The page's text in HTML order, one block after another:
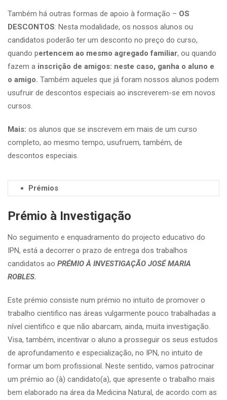
Também há outras formas de apoio à formação – OS
DESCONTOS: Nesta modalidade, os nossos alunos ou
candidatos poderão ter um desconto no preço do curso,
quando pertencem ao mesmo agregado familiar, ou quando
fazem a inscrição de amigos: neste caso, ganha o aluno e
o amigo. Também aqueles que já foram nossos alunos podem
usufruir de descontos especiais ao inscreverem-se em novos
cursos.
Mais: os alunos que se inscrevem em mais de um curso
completo, ao mesmo tempo, usufruem, também, de
descontos especiais.
Prémios
Prémio à Investigação
No seguimento e enquadramento do projecto educativo do
IPN, está a decorrer o prazo de entrega dos trabalhos
candidatos ao PRÉMIO À INVESTIGAÇÃO JOSÉ MARIA
ROBLES.
Este prémio consiste num prémio no intuito de promover o
trabalho cientifico nas áreas vulgarmente pouco trabalhadas a
nível cientifico e que não abarcam, ainda, muita investigação.
Visa, também, incentivar o aluno a prosseguir os seus estudos
de aprofundamento e especialização, no IPN, no intuito de
formar um bom profissional. Neste sentido, vamos patrocinar
um prémio ao (à) candidato(a), que apresente o trabalho mais
bem elaborado na área da Medicina Natural, de acordo com as